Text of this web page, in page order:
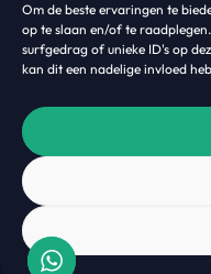
Om de beste ervaringen te
op te slaan en/of te
surfgedrag of unieke ID's op
kan dit een nadelige invloed